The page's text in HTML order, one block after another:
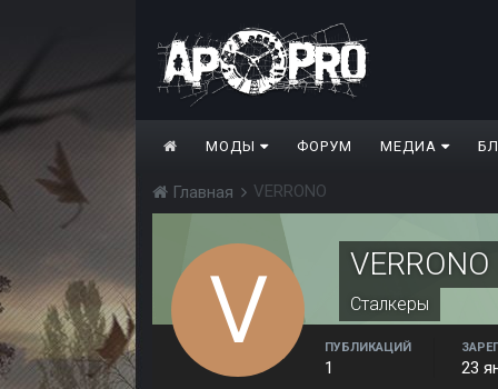
МОДЫ ФОРУМ МЕДИА
Главная VERRONO
VERRONO
Сталкеры
ПУБЛИКАЦИЙ
1 23